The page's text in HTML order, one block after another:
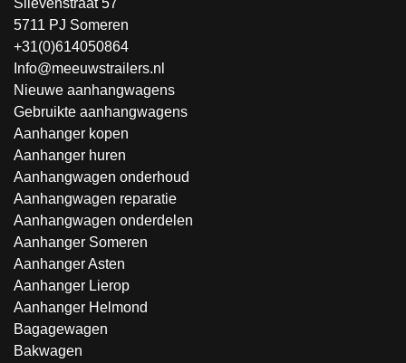
Slievenstraat 57
5711 PJ Someren
+31(0)614050864
Info@meeuwstrailers.nl
Nieuwe aanhangwagens
Gebruikte aanhangwagens
Aanhanger kopen
Aanhanger huren
Aanhangwagen onderhoud
Aanhangwagen reparatie
Aanhangwagen onderdelen
Aanhanger Someren
Aanhanger Asten
Aanhanger Lierop
Aanhanger Helmond
Bagagewagen
Bakwagen